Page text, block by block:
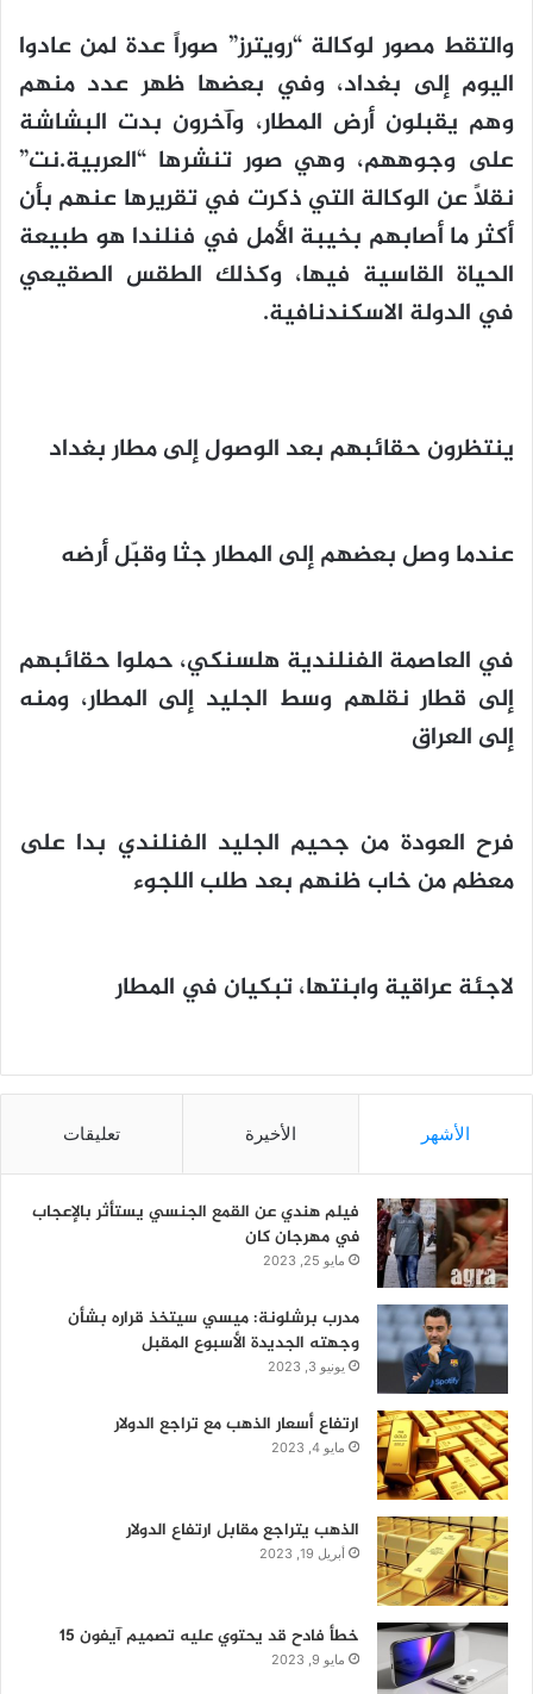
والتقط مصور لوكالة “رويترز” صوراً عدة لمن عادوا
اليوم إلى بغداد، وفي بعضها ظهر عدد منهم
وهم يقبلون أرض المطار، وآخرون بدت البشاشة
على وجوههم، وهي صور تنشرها “العربية.نت”
نقلاً عن الوكالة التي ذكرت في تقريرها عنهم بأن
أكثر ما أصابهم بخيبة الأمل في فنلندا هو طبيعة
الحياة القاسية فيها، وكذلك الطقس الصقيعي
في الدولة الاسكندنافية.
ينتظرون حقائبهم بعد الوصول إلى مطار بغداد
عندما وصل بعضهم إلى المطار جثا وقبّل أرضه
في العاصمة الفنلندية هلسنكي، حملوا حقائبهم
إلى قطار نقلهم وسط الجليد إلى المطار، ومنه
إلى العراق
فرح العودة من جحيم الجليد الفنلندي بدا على
معظم من خاب ظنهم بعد طلب اللجوء
لاجئة عراقية وابنتها، تبكيان في المطار
الأشهر الأخيرة تعليقات
فيلم هندي عن القمع الجنسي يستأثر بالإعجاب
في مهرجان كان
مايو 25, 2023
مدرب برشلونة: ميسي سيتخذ قراره بشأن
وجهته الجديدة الأسبوع المقبل
يونيو 3, 2023
ارتفاع أسعار الذهب مع تراجع الدولار
مايو 4, 2023
الذهب يتراجع مقابل ارتفاع الدولار
أبريل 19, 2023
خطأ فادح قد يحتوي عليه تصميم آيفون 15
مايو 9, 2023